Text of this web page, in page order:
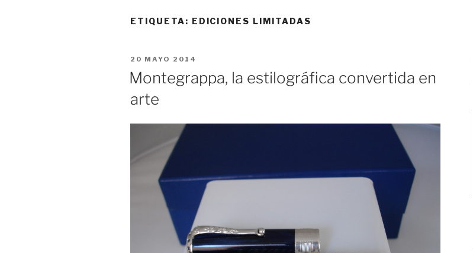
ETIQUETA: EDICIONES LIMITADAS
PUBLICADO
EL
20 MAYO 2014
Montegrappa, la estilográfica convertida en
arte